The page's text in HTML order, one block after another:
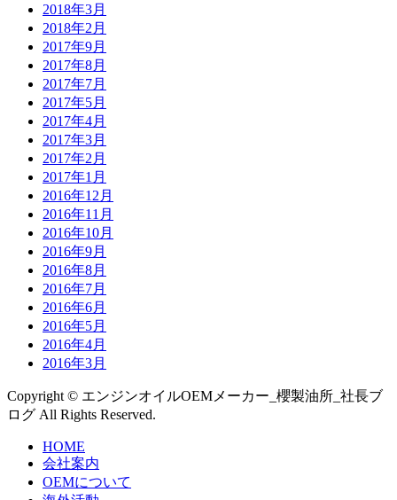
2018年3月
2018年2月
2017年9月
2017年8月
2017年7月
2017年5月
2017年4月
2017年3月
2017年2月
2017年1月
2016年12月
2016年11月
2016年10月
2016年9月
2016年8月
2016年7月
2016年6月
2016年5月
2016年4月
2016年3月
Copyright © エンジンオイルOEMメーカー_櫻製油所_社長ブ
ログ All Rights Reserved.
HOME
会社案内
OEMについて